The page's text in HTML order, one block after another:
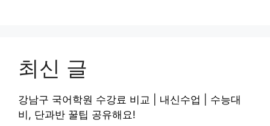
최신 글
강남구 국어학원 수강료 비교 | 내신수업 | 수능대
비, 단과반 꿀팁 공유해요!